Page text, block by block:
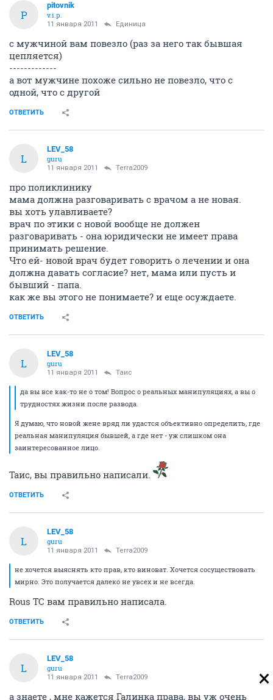
P
pitovnik
v.i.p.
11 января 2011 Единица
с мужчиной вам повезло (раз за него так бывшая
цепляется)
-------------
а вот мужчине похоже сильно не повезло, что с
одной, что с другой
ОТВЕТИТЬ
L
LEV_58
guru
11 января 2011 Terra2009
про поликлинику
мама должна разговаривать с врачом а не новая.
вы хоть улавливаете?
врач по этики с новой вообще не должен
разговаривать - она юридически не имеет права
принимать решение.
Что ей- новой врач будет говорить о лечении и она
должна давать согласие? нет, мама или пусть и
бывший - папа.
как же вы этого не понимаете? и еще осуждаете.
ОТВЕТИТЬ
L
LEV_58
guru
11 января 2011 Таис
да вы все как-то не о том! Вопрос о реальных манипуляциях, а вы о
трудностях жизни после развода.
Я думаю, что новой жене вряд ли удастся объективно определить, где
реальная манипуляция бывшей, а где нет - уж слишком она
заинтересованное лицо.
Таис, вы правильно написали.
ОТВЕТИТЬ
L
LEV_58
guru
11 января 2011 Terra2009
не хочется выяснять кто прав, кто виноват. Хочется сосуществовать
мирно. Это получается далеко не увсех и не всегда.
Rous ТС вам правильно написала.
ОТВЕТИТЬ
L
LEV_58
guru
11 января 2011 Terra2009
а знаете , мне кажется Галинка права, вы уж очень